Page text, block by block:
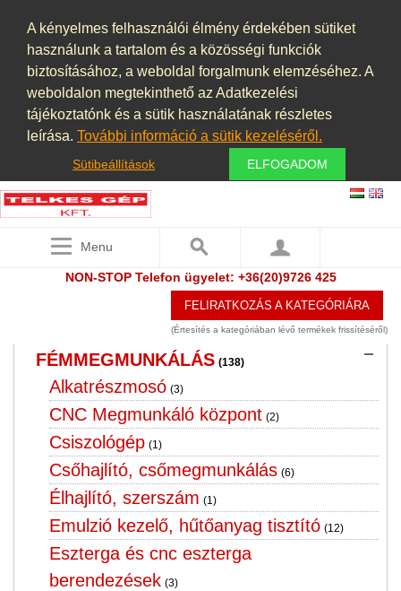
A kényelmes felhasználói élmény érdekében sütiket
használunk a tartalom és a közösségi funkciók
biztosításához, a weboldal forgalmunk elemzéséhez. A
weboldalon megtekinthető az Adatkezelési
tájékoztatónk és a sütik használatának részletes
leírása. További információ a sütik kezeléséről.
Sütibeállítások ELFOGADOM
Menu
NON-STOP Telefon ügyelet: +36(20)9726 425
FELIRATKOZÁS A KATEGÓRIÁRA
(Értesítés a kategóriában lévő termékek frissítéséről)
ÉLELMISZERIPAR, KONYHAI
BERENDEZÉSEK (6)
ELSZÍVÓ BERENDEZÉSEK,
PORELSZÍVÓ BERENDEZÉSEK,
PORSZŰRŐK, PORLEVÁLASZTÓK,
PORKAMRÁK (26)
ÉPÍTŐIPAR (14)
FELÜLETKEZELÉS ,FESTŐKABIN
FÉMGŐZÖLÉS PVD TECHNOLÓGIA (3)
FÉMMEGMUNKÁLÁS (138)
Alkatrészmosó (3)
CNC Megmunkáló központ (2)
Csiszológép (1)
Csőhajlító, csőmegmunkálás (6)
Élhajlító, szerszám (1)
Emulzió kezelő, hűtőanyag tisztító (12)
Eszterga és cnc eszterga
berendezések (3)